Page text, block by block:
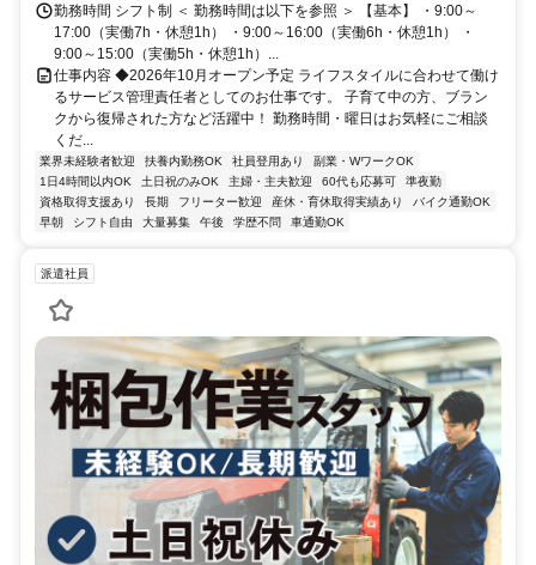
勤務時間 シフト制 ＜ 勤務時間は以下を参照 ＞ 【基本】 ・9:00～
17:00（実働7h・休憩1h） ・9:00～16:00（実働6h・休憩1h） ・
9:00～15:00（実働5h・休憩1h）...
仕事内容 ◆2026年10月オープン予定 ライフスタイルに合わせて働け
るサービス管理責任者としてのお仕事です。 子育て中の方、ブラン
クから復帰された方など活躍中！ 勤務時間・曜日はお気軽にご相談
くだ...
業界未経験者歓迎 扶養内勤務OK 社員登用あり
副業・WワークOK
1日4時間以内OK
土日祝のみOK 主婦・主夫歓迎 60代も応募可
準夜勤
資格取得支援あり
長期 フリーター歓迎 産休・育休取得実績あり
バイク通勤OK
早朝
シフト自由 大量募集 午後 学歴不問 車通勤OK
派遣社員